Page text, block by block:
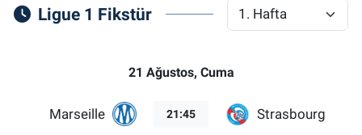
Ligue 1 Fikstür
21 Ağustos, Cuma
Marseille 21:45 Strasbourg